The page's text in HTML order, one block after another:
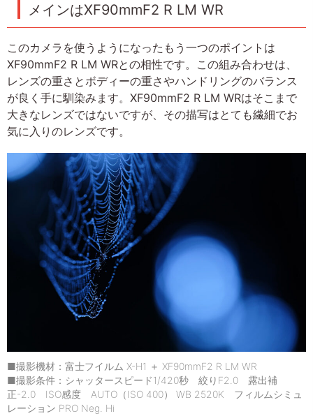
メインはXF90mmF2 R LM WR
このカメラを使うようになったもう一つのポイントは
XF90mmF2 R LM WRとの相性です。この組み合わせは、
レンズの重さとボディーの重さやハンドリングのバランス
が良く手に馴染みます。XF90mmF2 R LM WRはそこまで
大きなレンズではないですが、その描写はとても繊細でお
気に入りのレンズです。
■撮影機材：富士フイルム X-H1 ＋ XF90mmF2 R LM WR
■撮影条件：シャッタースピード1/420秒 絞りF2.0 露出補
正-2.0 ISO感度 AUTO（ISO 400） WB 2520K フィルムシミュ
レーション PRO Neg. Hi